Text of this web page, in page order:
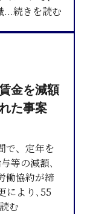
...続きを読む
金を減額
た事案
で、定年を
等の減額､
働協約が締
により､55
む